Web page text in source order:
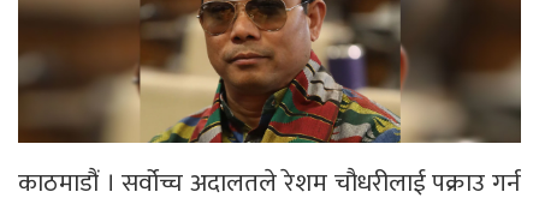
काठमाडौं । सर्वोच्च अदालतले रेशम चौधरीलाई पक्राउ गर्न